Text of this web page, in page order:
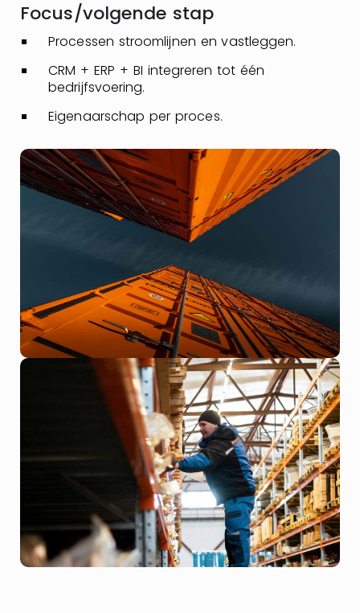
Focus/volgende stap
Processen stroomlijnen en vastleggen.
CRM + ERP + BI integreren tot één
bedrijfsvoering.
Eigenaarschap per proces.